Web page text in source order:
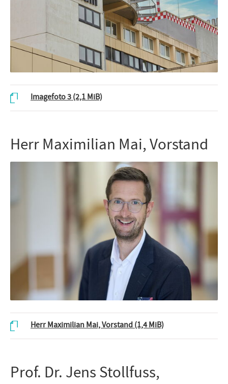
Imagefoto 3(2,1 MiB)
Herr Maximilian Mai, Vorstand
Herr Maximilian Mai, Vorstand(1,4 MiB)
Prof. Dr. Jens Stollfuss,